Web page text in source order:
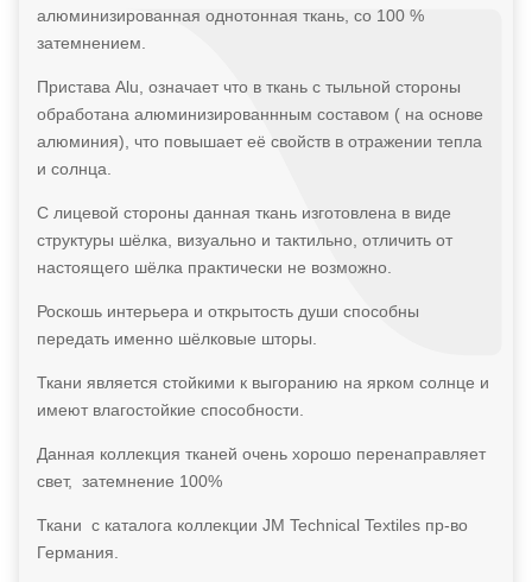
алюминизированная однотонная ткань, со 100 %
затемнением.
Пристава Alu, означает что в ткань с тыльной стороны
обработана алюминизированнным составом ( на основе
алюминия), что повышает её свойств в отражении тепла
и солнца.
С лицевой стороны данная ткань изготовлена в виде
структуры шёлка, визуально и тактильно, отличить от
настоящего шёлка практически не возможно.
Роскошь интерьера и открытость души способны
передать именно шёлковые шторы.
Ткани является стойкими к выгоранию на ярком солнце и
имеют влагостойкие способности.
Данная коллекция тканей очень хорошо перенаправляет
свет, затемнение 100%
Ткани с каталога коллекции JM Technical Textiles пр-во
Германия.